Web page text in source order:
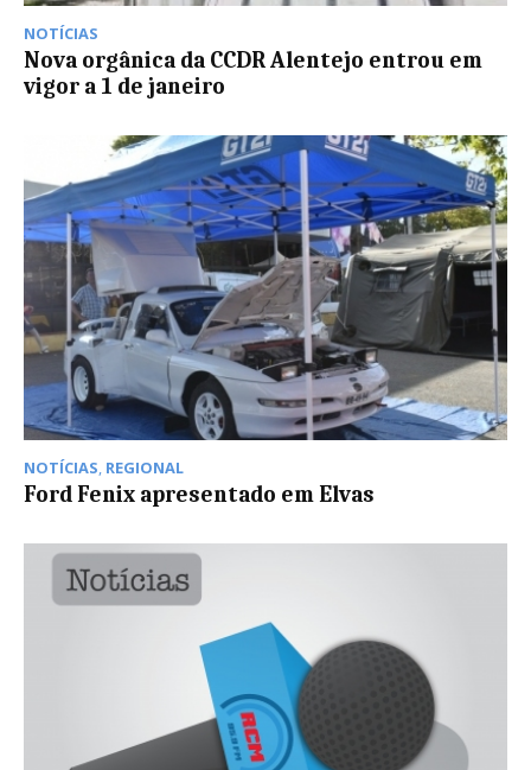
NOTÍCIAS
Nova orgânica da CCDR Alentejo entrou em
vigor a 1 de janeiro
NOTÍCIAS REGIONAL
Ford Fenix apresentado em Elvas